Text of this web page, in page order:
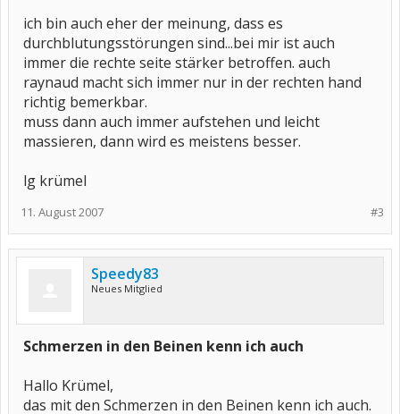
ich bin auch eher der meinung, dass es
durchblutungsstörungen sind...bei mir ist auch
immer die rechte seite stärker betroffen. auch
raynaud macht sich immer nur in der rechten hand
richtig bemerkbar.
muss dann auch immer aufstehen und leicht
massieren, dann wird es meistens besser.
lg krümel
#3
11. August 2007
Speedy83
Neues Mitglied
Schmerzen in den Beinen kenn ich auch
Hallo Krümel,
das mit den Schmerzen in den Beinen kenn ich auch.